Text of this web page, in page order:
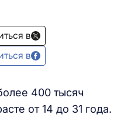
в
в
400 тысяч
от 14 до 31 года.